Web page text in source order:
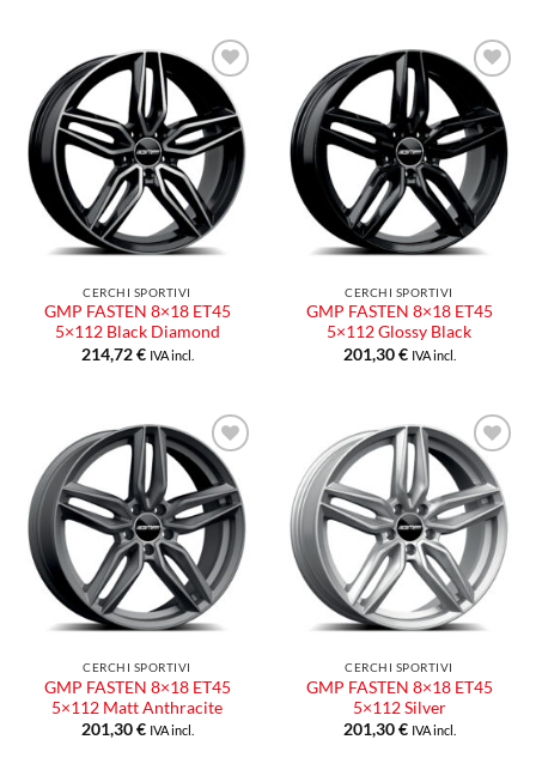
Aggiungi
alla lista
dei
desideri
CERCHI SPORTIVI
GMP FASTEN 8×18 ET45
5×112 Black Diamond
214,72€ IVA incl.
Aggiungi
alla lista
dei
desideri
CERCHI SPORTIVI
GMP FASTEN 8×18 ET45
5×112 Glossy Black
201,30€ IVA incl.
Aggiungi
alla lista
dei
desideri
CERCHI SPORTIVI
GMP FASTEN 8×18 ET45
5×112 Matt Anthracite
201,30€ IVA incl.
Aggiungi
alla lista
dei
desideri
CERCHI SPORTIVI
GMP FASTEN 8×18 ET45
5×112 Silver
201,30€ IVA incl.